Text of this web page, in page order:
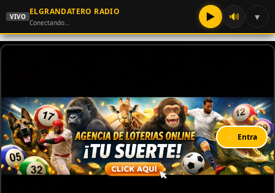
VIVO
ELGRANDATERO RADIO
Conectando… ▶ 🔊 ▾
⚡ Entra